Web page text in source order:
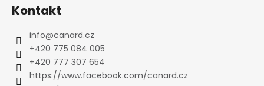
Kontakt
info@canard.cz
+420 775 084 005
+420 777 307 654
https://www.facebook.com/canard.cz